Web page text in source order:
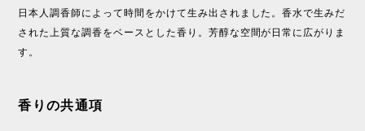
日本人調香師によって時間をかけて生み出されました。香水で生みだ
された上質な調香をベースとした香り。芳醇な空間が日常に広がりま
す。
香りの共通項